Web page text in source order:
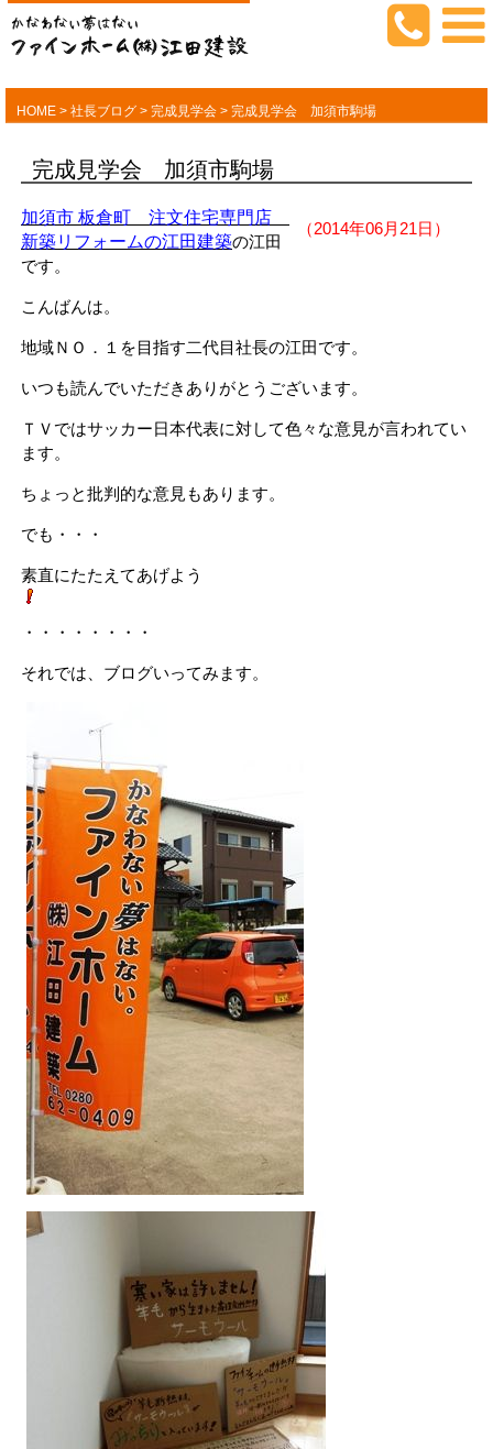
HOME > 社長ブログ > 完成見学会 > 完成見学会 加須市駒場
完成見学会 加須市駒場
（2014年06月21日）
加須市 板倉町 注文住宅専門店
新築リフォームの江田建築の江田
です。
こんばんは。
地域ＮＯ．１を目指す二代目社長の江田です。
いつも読んでいただきありがとうございます。
ＴＶではサッカー日本代表に対して色々な意見が言われてい
ます。
ちょっと批判的な意見もあります。
でも・・・
素直にたたえてあげよう
・・・・・・・・
それでは、ブログいってみます。